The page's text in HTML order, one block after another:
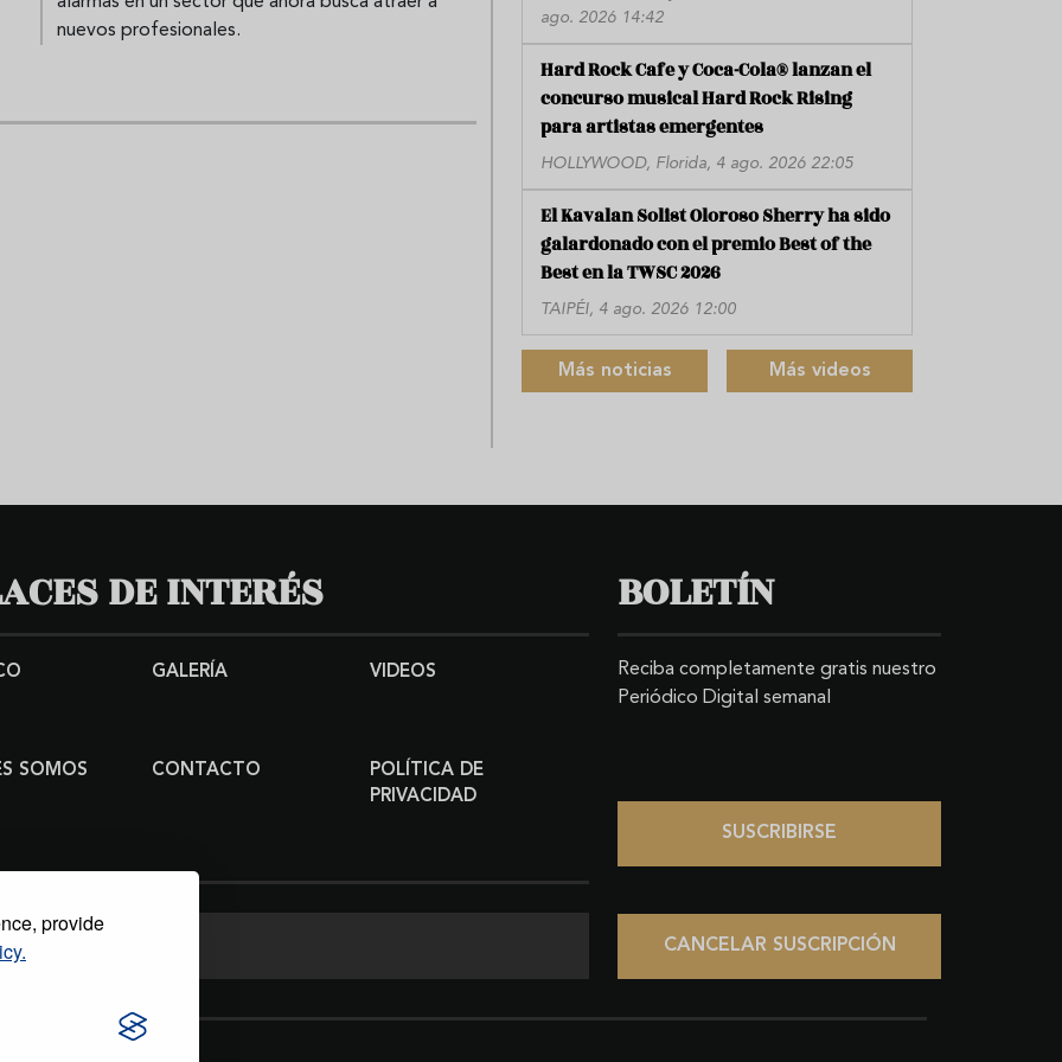
provide
nuevos profesionales.
ago. 2026 14:42
Hard Rock Cafe y Coca-Cola® lanzan el
concurso musical Hard Rock Rising
para artistas emergentes
HOLLYWOOD, Florida, 4 ago. 2026 22:05
El Kavalan Solist Oloroso Sherry ha sido
galardonado con el premio Best of the
Best en la TWSC 2026
TAIPÉI, 4 ago. 2026 12:00
Más noticias Más videos
DE INTERÉS
GALERÍA VIDEOS
SOMOS CONTACTO
POLÍTICA DE
PRIVACIDAD
BOLETÍN
Reciba completamente gratis nuestro
Periódico Digital semanal
SUSCRIBIRSE
CANCELAR SUSCRIPCIÓN